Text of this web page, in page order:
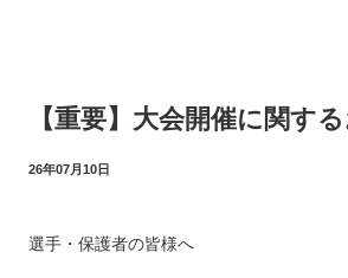
【重要】大会開催に関す
26年07月10日
選手・保護者の皆様へ